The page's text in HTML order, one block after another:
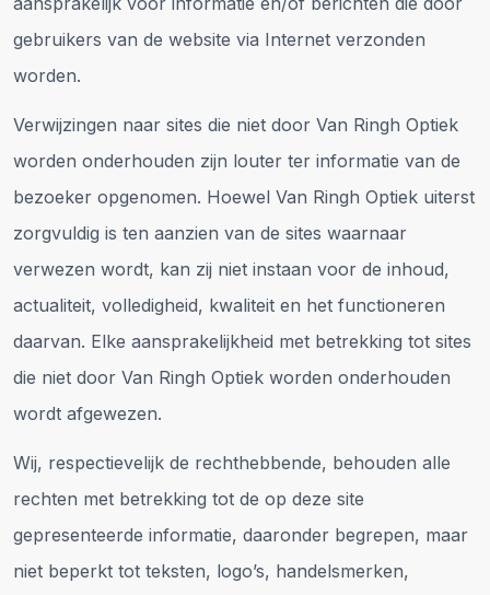
gebruikers van de website via Internet verzonden
worden.
Verwijzingen naar sites die niet door Van Ringh Optiek
worden onderhouden zijn louter ter informatie van de
bezoeker opgenomen. Hoewel Van Ringh Optiek uiterst
zorgvuldig is ten aanzien van de sites waarnaar
verwezen wordt, kan zij niet instaan voor de inhoud,
actualiteit, volledigheid, kwaliteit en het functioneren
daarvan. Elke aansprakelijkheid met betrekking tot sites
die niet door Van Ringh Optiek worden onderhouden
wordt afgewezen.
Wij, respectievelijk de rechthebbende, behouden alle
rechten met betrekking tot de op deze site
gepresenteerde informatie, daaronder begrepen, maar
niet beperkt tot teksten, logo’s, handelsmerken,